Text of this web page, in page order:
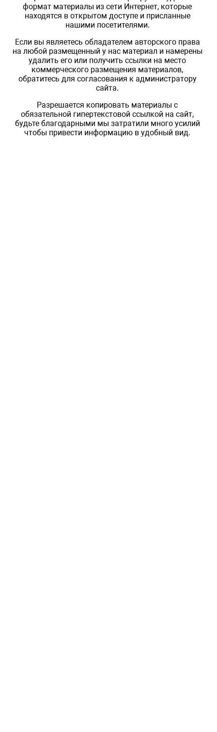
формат материалы из сети Интернет, которые
находятся в открытом доступе и присланные
нашими посетителями.
Если вы являетесь обладателем авторского права
на любой размещенный у нас материал и намерены
удалить его или получить ссылки на место
коммерческого размещения материалов,
обратитесь для согласования к администратору
сайта.
Разрешается копировать материалы с
обязательной гипертекстовой ссылкой на сайт,
будьте благодарными мы затратили много усилий
чтобы привести информацию в удобный вид.